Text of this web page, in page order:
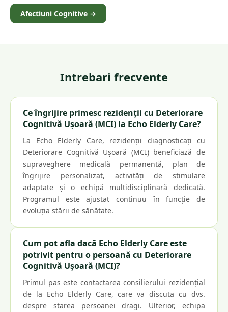
Afectiuni Cognitive →
Intrebari frecvente
Ce îngrijire primesc rezidenții cu Deteriorare
Cognitivă Ușoară (MCI) la Echo Elderly Care?
La Echo Elderly Care, rezidenții diagnosticați cu
Deteriorare Cognitivă Ușoară (MCI) beneficiază de
supraveghere medicală permanentă, plan de
îngrijire personalizat, activități de stimulare
adaptate și o echipă multidisciplinară dedicată.
Programul este ajustat continuu în funcție de
evoluția stării de sănătate.
Cum pot afla dacă Echo Elderly Care este
potrivit pentru o persoană cu Deteriorare
Cognitivă Ușoară (MCI)?
Primul pas este contactarea consilierului rezidențial
de la Echo Elderly Care, care va discuta cu dvs.
despre starea persoanei dragi. Ulterior, echipa